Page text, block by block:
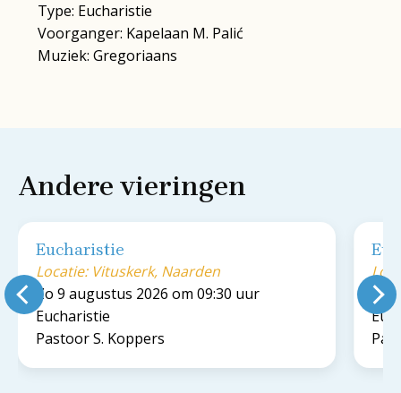
Type: Eucharistie
Voorganger: Kapelaan M. Palić
Muziek: Gregoriaans
Andere vieringen
Eucharistie
Locatie: Vituskerk, Naarden
Zo 9 augustus 2026 om 09:30 uur
Eucharistie
Pastoor S. Koppers
Zo